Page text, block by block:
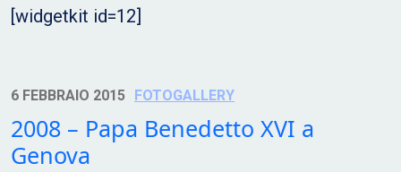
[widgetkit id=12]
6 FEBBRAIO 2015 FOTOGALLERY
2008 – Papa Benedetto XVI a
Genova